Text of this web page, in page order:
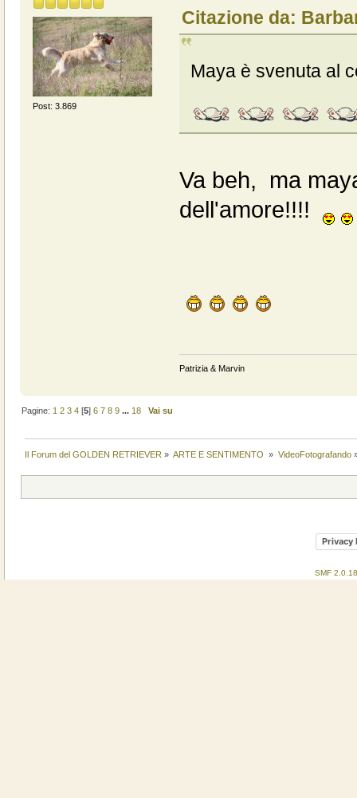
Post: 3.869
Citazione da:
Maya è svenuta al
Va beh, ma
dell'amore!!!!
Patrizia & Marvin
Pagine: 1 2 3 4 [5]6 7 8 9 ... 18 Vai su
Il Forum del GOLDEN RETRIEVER » ARTE E SENTIMENTO » VideoFotografando
Privacy
SMF 2.0.18